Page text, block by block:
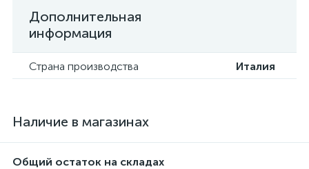
Дополнительная
информация
Страна производства Италия
Наличие в магазинах
Общий остаток на складах